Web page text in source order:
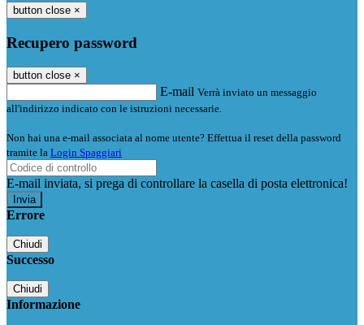
button close ×
Recupero password
button close ×
E-mail Verrà inviato un messaggio
all'indirizzo indicato con le istruzioni necessarie.
Non hai una e-mail associata al nome utente? Effettua il reset della password
tramite la Login Spaggiari
E-mail inviata, si prega di controllare la casella di posta elettronica!
Errore
Chiudi
Successo
Chiudi
Informazione